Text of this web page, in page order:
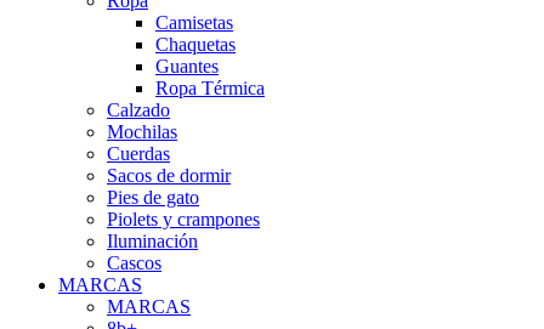
Camisetas
Chaquetas
Guantes
Ropa Térmica
Calzado
Mochilas
Cuerdas
Sacos de dormir
Pies de gato
Piolets y crampones
Iluminación
Cascos
MARCAS
MARCAS